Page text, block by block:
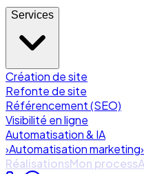
Services
Création de site
Refonte de site
Référencement (SEO)
Visibilité en ligne
Automatisation & IA
›Automatisation marketing›
RéalisationsMon process